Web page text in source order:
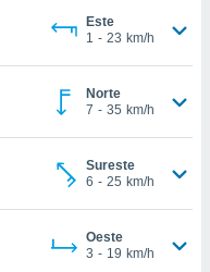
Este
1 - 23 km/h
Norte
7 - 35 km/h
Sureste
6 - 25 km/h
Oeste
3 - 19 km/h